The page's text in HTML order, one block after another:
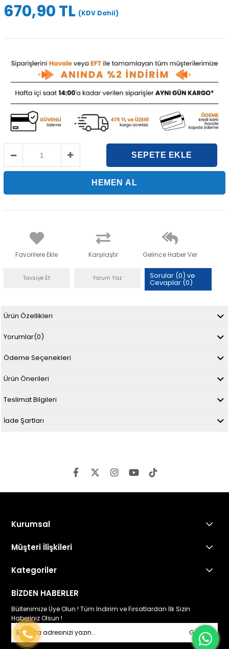
670,90 TL (KDV Dahil)
Favorilere Ekle Karşılaştır Gelince Haber Ver
Tavsiye Et Yorum Yaz Sorular (0) ve
Cevaplar (0)
Ürün Özellikleri
Yorumlar(0)
Ödeme Seçenekleri
Ürün Önerileri
Teslimat Bilgileri
İade Şartları
Kurumsal
Müşteri İlişkileri
Kategoriler
BİZDEN HABERLER
Bültenimize Üye Olun ! Tüm İndirim ve Fırsatlardan İlk Sizin
Haberiniz Olsun !
Gönder